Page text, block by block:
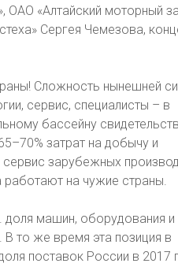
ОАО «Алтайский моторный
Сергея Чемезова,
Сложность нынешней
сервис, специалисты – в
бассейну
затрат на добычу и
зарубежных
работают на чужие страны.
доля машин, оборудования и
В то же время эта позиция в
поставок России в 2017